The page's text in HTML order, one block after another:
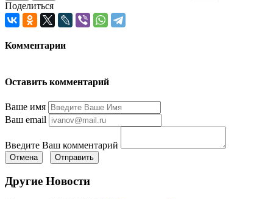
Поделиться
Комментарии
Оставить комментарий
Ваше имя
Ваш email
Введите Ваш комментарий
Отмена Отправить
Другие Новости